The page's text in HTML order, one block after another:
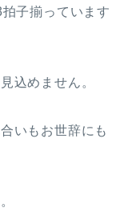
子揃っています
込めません。
いもお世辞にも